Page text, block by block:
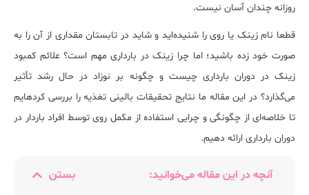
روزانه چندان آسان نیست.
قطعا نام زینک یا روی را شنیده‌اید و شاید در تابستان مقداری از آن را به
صورت خود زده باشید؛ اما چرا زینک در بارداری مهم است؟ علائم کمبود
زینک در دوران بارداری چیست و چگونه بر نوزاد در حال رشد تأثیر
می‌گذارد؟ در این مقاله ما نتایج تحقیقات بالینی تغذیه را بررسی کرده‎ایم
تا خلاصه‌ای از چگونگی و چرایی استفاده از مکمل روی توسط افراد باردار در
دوران بارداری ارائه دهیم.
آنچه در این مقاله می‌خوانید: بستن